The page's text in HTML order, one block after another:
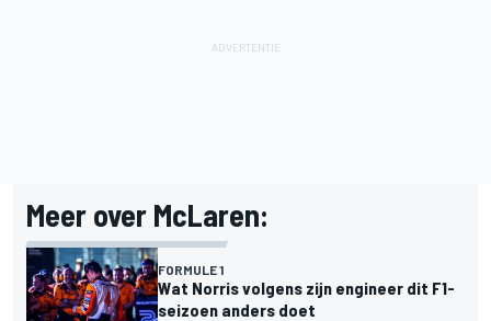
Meer over McLaren:
FORMULE 1
Wat Norris volgens zijn engineer dit F1-
seizoen anders doet